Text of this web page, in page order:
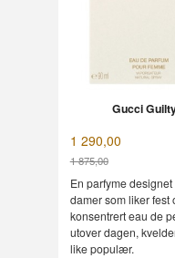
Gucci
1 290,00
1 875,00
Rabatt
En parfyme
damer som liker fest
konsentrert eau de
utover dagen,
like populær.